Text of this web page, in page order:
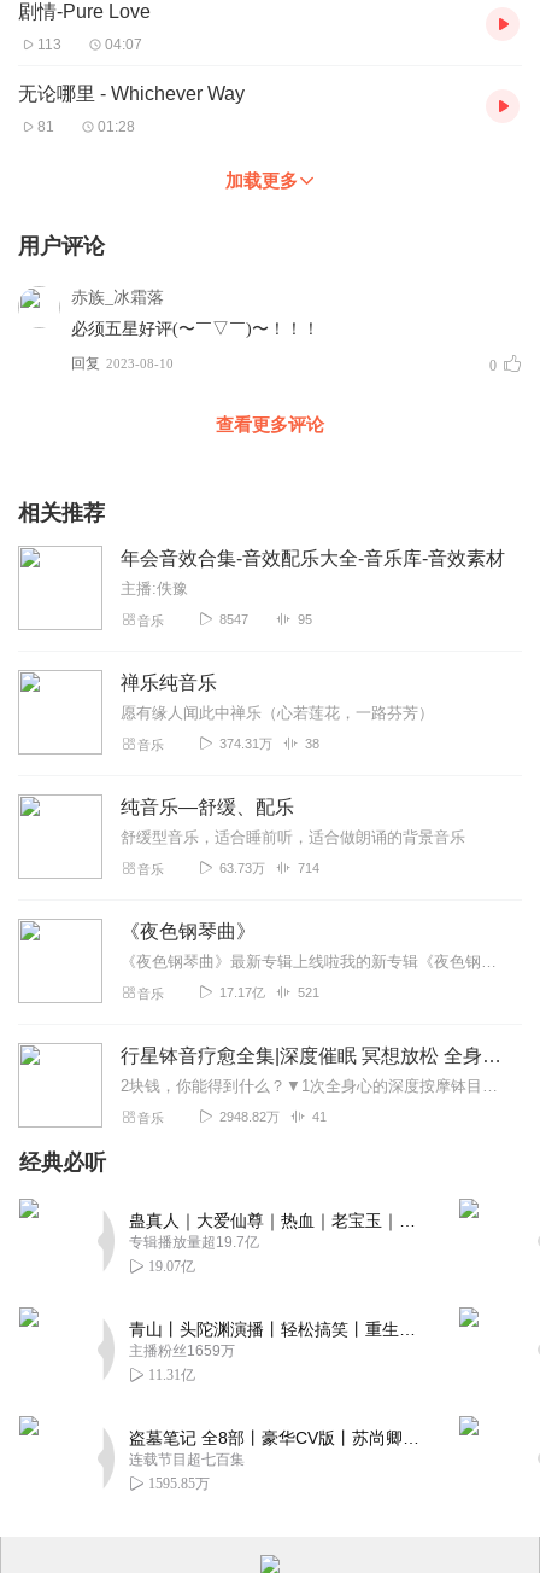
剧情-Pure Love
113 04:07
无论哪里 - Whichever Way
81 01:28
加载更多
用户评论
赤族_冰霜落
必须五星好评(〜￣▽￣)〜！！！
回复 2023-08-10 0
查看更多评论
相关推荐
年会音效合集-音效配乐大全-音乐库-音效素材
主播:佚豫
音乐 8547 95
禅乐纯音乐
愿有缘人闻此中禅乐（心若莲花，一路芬芳）
音乐 374.31万 38
纯音乐—舒缓、配乐
舒缓型音乐，适合睡前听，适合做朗诵的背景音乐
音乐 63.73万 714
《夜色钢琴曲》
《夜色钢琴曲》最新专辑上线啦我的新专辑《夜色钢琴曲最新专辑》（点击跳转）已经上线，新专辑是《夜色钢琴曲》的升级版，我精选了诸多经典原创作品与大家分享，愿未来...
音乐 17.17亿 521
行星钵音疗愈全集|深度催眠 冥想放松 全身心深度按摩
2块钱，你能得到什么？▼1次全身心的深度按摩钵目前已广泛地被应用于美容Spa和按摩养生馆的疗程中，许多疗愈师使用铜钵在身体上，发现5分钟铜钵按摩的深度放松，效...
音乐 2948.82万 41
经典必听
专辑播放量超19.7亿
19.07亿
主播粉丝1659万
11.31亿
连载节目超七百集
1595.85万